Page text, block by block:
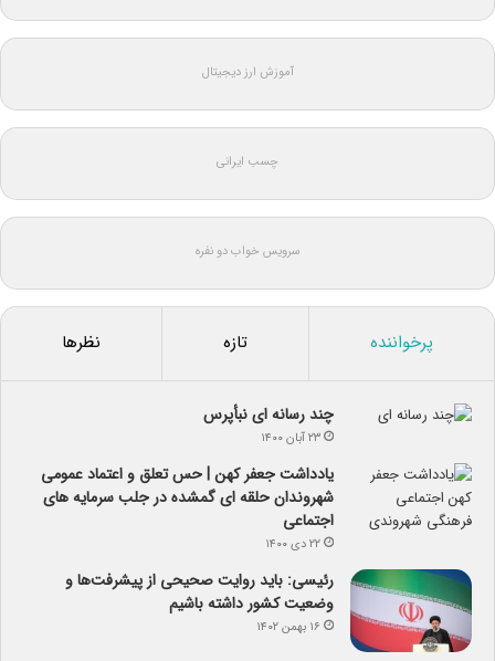
آموزش ارز دیجیتال
چسب ایرانی
سرویس خواب دو نفره
پرخواننده تازه نظرها
چند رسانه ای نبأپرس
۲۳ آبان ۱۴۰۰
یادداشت جعفر کهن | حس تعلق و اعتماد عمومی
شهروندان حلقه ای گمشده در جلب سرمایه های
اجتماعی
۲۲ دی ۱۴۰۰
رئیسی: باید روایت صحیحی از پیشرفت‌ها و
وضعیت کشور داشته باشیم
۱۶ بهمن ۱۴۰۲